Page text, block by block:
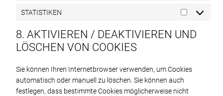
STATISTIKEN
8. AKTIVIEREN / DEAKTIVIEREN UND
LÖSCHEN VON COOKIES
Sie können Ihren Internetbrowser verwenden, um Cookies
automatisch oder manuell zu löschen. Sie können auch
festlegen, dass bestimmte Cookies möglicherweise nicht